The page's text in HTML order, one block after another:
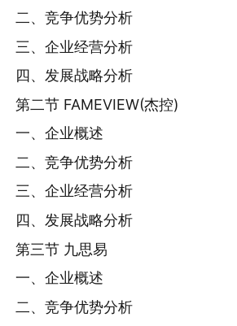
二、竞争优势分析
三、企业经营分析
四、发展战略分析
第二节 FAMEVIEW(杰控)
一、企业概述
二、竞争优势分析
三、企业经营分析
四、发展战略分析
第三节 九思易
一、企业概述
二、竞争优势分析